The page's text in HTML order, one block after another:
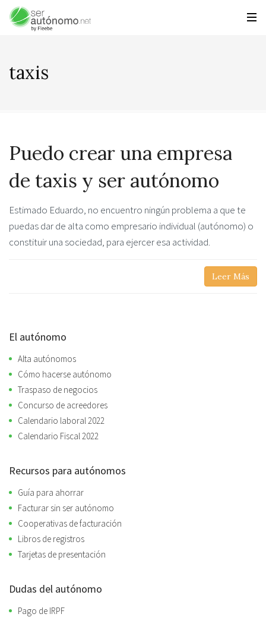
taxis
Puedo crear una empresa
de taxis y ser autónomo
Estimado Eduardo, no encuentro ningún problema a que te
puedas dar de alta como empresario individual (autónomo) o
constituir una sociedad, para ejercer esa actividad.
Leer Más
El autónomo
Alta autónomos
Cómo hacerse autónomo
Traspaso de negocios
Concurso de acreedores
Calendario laboral 2022
Calendario Fiscal 2022
Recursos para autónomos
Guía para ahorrar
Facturar sin ser autónomo
Cooperativas de facturación
Libros de registros
Tarjetas de presentación
Dudas del autónomo
Pago de IRPF